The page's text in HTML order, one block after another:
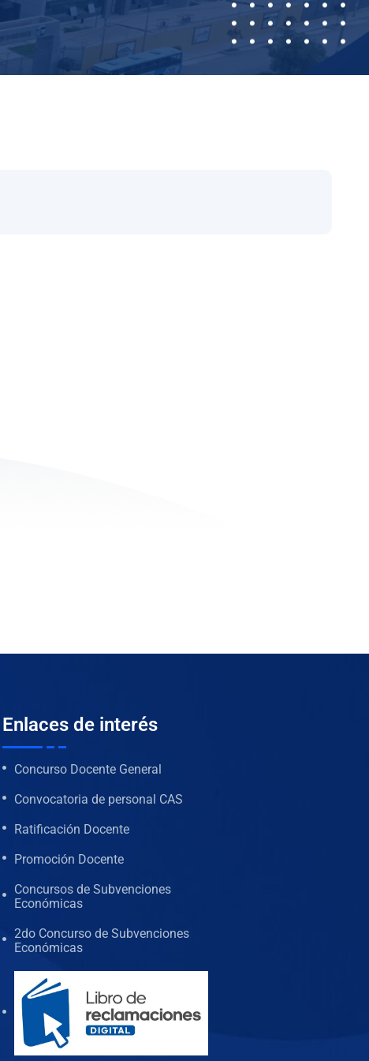
Enlaces de interés
Concurso Docente General
Convocatoria de personal CAS
Ratificación Docente
Promoción Docente
Concursos de Subvenciones
Económicas
2do Concurso de Subvenciones
Económicas